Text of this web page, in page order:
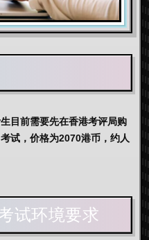
目前需要先在香港考评局购
试，价格为2070港币，约人
试环境要求